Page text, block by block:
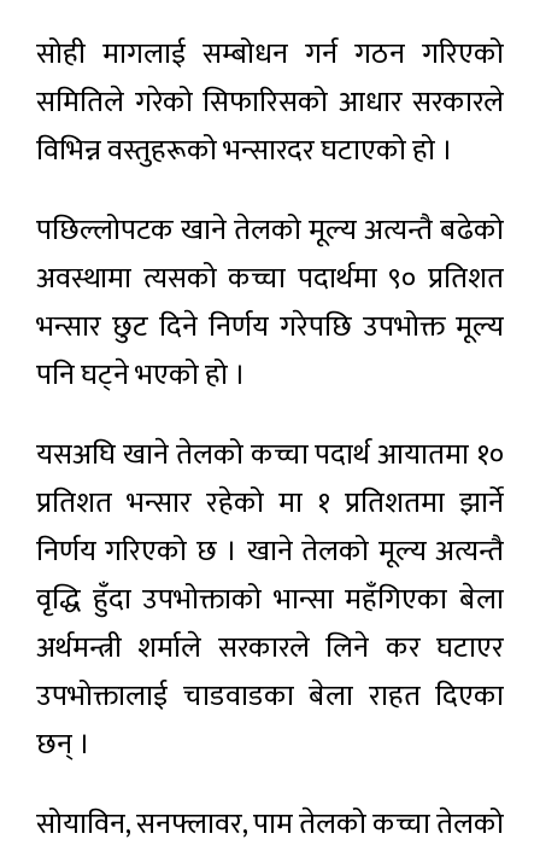
सोही मागलाई सम्बोधन गर्न गठन गरिएको
समितिले गरेको सिफारिसको आधार सरकारले
विभिन्न वस्तुहरूको भन्सारदर घटाएको हो ।
पछिल्लोपटक खाने तेलको मूल्य अत्यन्तै बढेको
अवस्थामा त्यसको कच्चा पदार्थमा ९० प्रतिशत
भन्सार छुट दिने निर्णय गरेपछि उपभोक्त मूल्य
पनि घट्ने भएको हो ।
यसअघि खाने तेलको कच्चा पदार्थ आयातमा १०
प्रतिशत भन्सार रहेको मा १ प्रतिशतमा झार्ने
निर्णय गरिएको छ । खाने तेलको मूल्य अत्यन्तै
वृद्धि हुँदा उपभोक्ताको भान्सा महँगिएका बेला
अर्थमन्त्री शर्माले सरकारले लिने कर घटाएर
उपभोक्तालाई चाडवाडका बेला राहत दिएका
छन् ।
सोयाविन, सनफ्लावर, पाम तेलको कच्चा तेलको